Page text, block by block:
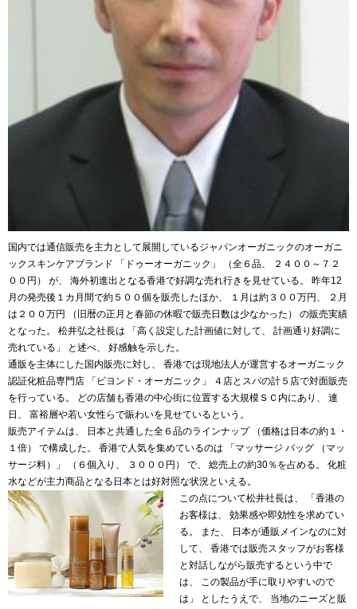
国内では通信販売を主力として展開しているジャパンオーガニックのオーガニ
ックスキンケアブランド 「ドゥーオーガニック」 （全６品、 ２４００～７２
００円） が、 海外初進出となる香港で好調な売れ行きを見せている。 昨年12
月の発売後１カ月間で約５００個を販売したほか、 １月は約３００万円、 ２月
は２００万円 （旧暦の正月と春節の休暇で販売日数は少なかった） の販売実績
となった。 松井弘之社長は 「高く設定した計画値に対して、 計画通り好調に
売れている」 と述べ、 好感触を示した。
通販を主体にした国内販売に対し、 香港では現地法人が運営するオーガニック
認証化粧品専門店 「ビヨンド・オーガニック」 ４店とスパの計５店で対面販売
を行っている。 どの店舗も香港の中心街に位置する大規模ＳＣ内にあり、 連
日、 富裕層や若い女性らで賑わいを見せているという。
販売アイテムは、 日本と共通した全６品のラインナップ （価格は日本の約１・
１倍） で構成した。 香港で人気を集めているのは 「マッサージ バッグ （マッ
サージ料）」 （６個入り、 ３０００円） で、 総売上の約30％を占める。 化粧
水などが主力商品となる日本とは好対照な状況といえる。
この点について松井社長は、 「香港の
お客様は、 効果感や即効性を求めてい
る。 また、 日本が通販メインなのに対
して、 香港では販売スタッフがお客様
と対話しながら販売するという中で
は、 この製品が手に取りやすいので
は」 としたうえで、 当地のニーズと販